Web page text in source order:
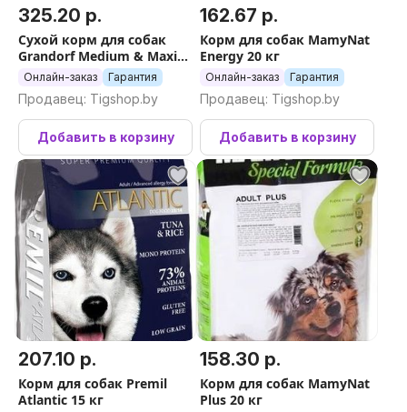
325.20 р.
Сухой корм для собак
Grandorf Medium & Maxi
Breeds Duck & Turkey (с
уткой и индейкой) 10 кг
Онлайн-заказ Гарантия
Продавец: Tigshop.by
Добавить в корзину
162.67 р.
Корм для собак MamyNat
Energy 20 кг
Онлайн-заказ Гарантия
Продавец: Tigshop.by
Добавить в корзину
207.10 р.
Корм для собак Premil
Atlantic 15 кг
158.30 р.
Корм для собак MamyNat
Plus 20 кг